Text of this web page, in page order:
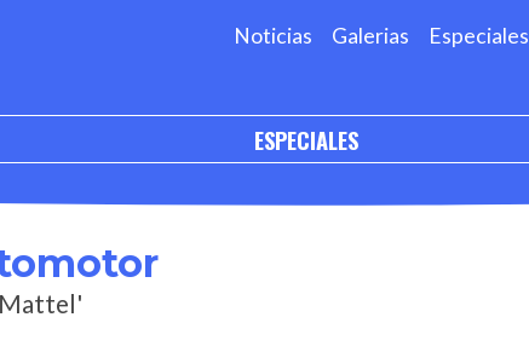
Noticias Galerias Especiales
ESPECIALES